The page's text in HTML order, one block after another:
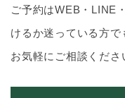
ご予約はWEB・LINE
けるか迷っている方で
お気軽にご相談くださ